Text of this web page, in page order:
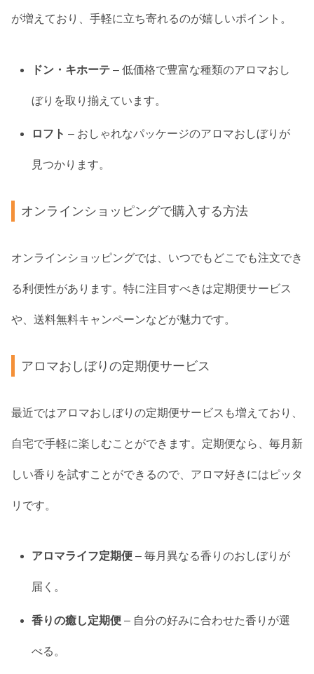
が増えており、手軽に立ち寄れるのが嬉しいポイント。
ドン・キホーテ – 低価格で豊富な種類のアロマおし
ぼりを取り揃えています。
ロフト – おしゃれなパッケージのアロマおしぼりが
見つかります。
オンラインショッピングで購入する方法
オンラインショッピングでは、いつでもどこでも注文でき
る利便性があります。特に注目すべきは定期便サービス
や、送料無料キャンペーンなどが魅力です。
アロマおしぼりの定期便サービス
最近ではアロマおしぼりの定期便サービスも増えており、
自宅で手軽に楽しむことができます。定期便なら、毎月新
しい香りを試すことができるので、アロマ好きにはピッタ
リです。
アロマライフ定期便 – 毎月異なる香りのおしぼりが
届く。
香りの癒し定期便 – 自分の好みに合わせた香りが選
べる。